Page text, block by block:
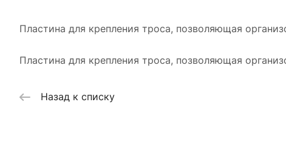
Пластина для крепления троса, позволяющая
Пластина для крепления троса, позволяющая
Назад к списку